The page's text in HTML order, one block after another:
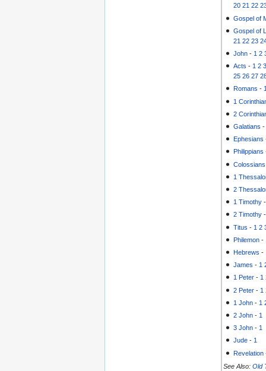
20 21 22
Gospel of
Gospel of
21 22 23
John - 1 2
Acts - 1 2
25 26 27
Romans -
1
2
Galatians
Ephesians
Philippians
Colossians
1
2
1 Timothy
2 Timothy
Titus - 1 2
Philemon -
Hebrews -
James - 1
1 Peter -1
2 Peter - 1
1 John - 1
2 John - 1
3 John - 1
Jude -1
Revelation
See Also: Old